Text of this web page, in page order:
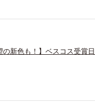
の新色も！】ベスコス受賞